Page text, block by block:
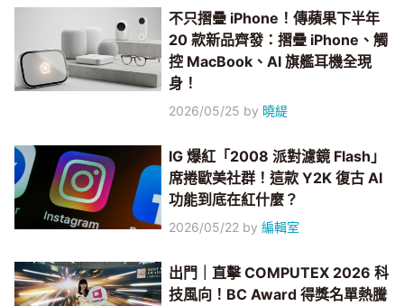
不只摺疊 iPhone！傳蘋果下半年
20 款新品齊發：摺疊 iPhone、觸
控 MacBook、AI 旗艦耳機全現
身！
2026/05/25 by 曉緹
IG 爆紅「2008 派對濾鏡 Flash」
席捲歐美社群！這款 Y2K 復古 AI
功能到底在紅什麼？
2026/05/22 by編輯室
出門｜直擊 COMPUTEX 2026 科
技風向！BC Award 得獎名單熱騰